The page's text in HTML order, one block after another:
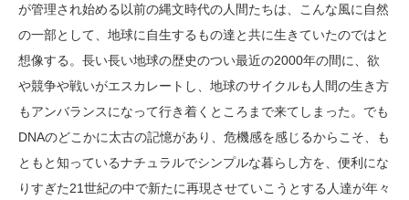
が管理され始める以前の縄文時代の人間たちは、こんな風に自然
の一部として、地球に自生するもの達と共に生きていたのではと
想像する。長い長い地球の歴史のつい最近の2000年の間に、欲
や競争や戦いがエスカレートし、地球のサイクルも人間の生き方
もアンバランスになって行き着くところまで来てしまった。でも
DNAのどこかに太古の記憶があり、危機感を感じるからこそ、も
ともと知っているナチュラルでシンプルな暮らし方を、便利にな
りすぎた21世紀の中で新たに再現させていこうとする人達が年々